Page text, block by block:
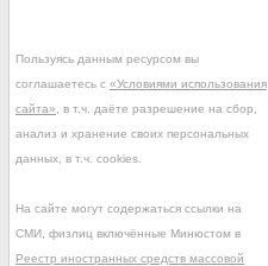
Пользуясь данным ресурсом вы
соглашаетесь с «Условиями использования
сайта» , в т.ч. даёте разрешение на сбор,
анализ и хранение своих персональных
данных, в т.ч. cookies.
На сайте могут содержаться ссылки на
СМИ, физлиц включённые Минюстом в
Реестр иностранных средств массовой